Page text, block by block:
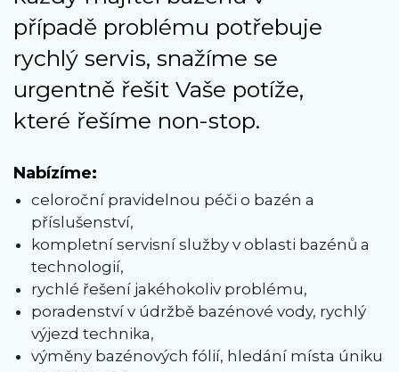
případě problému potřebuje
rychlý servis, snažíme se
urgentně řešit Vaše potíže,
které řešíme non-stop.
Nabízíme:
celoroční pravidelnou péči o bazén a
příslušenství,
kompletní servisní služby v oblasti bazénů a
technologií,
rychlé řešení jakéhokoliv problému,
poradenství v údržbě bazénové vody, rychlý
výjezd technika,
výměny bazénových fólií, hledání místa úniku